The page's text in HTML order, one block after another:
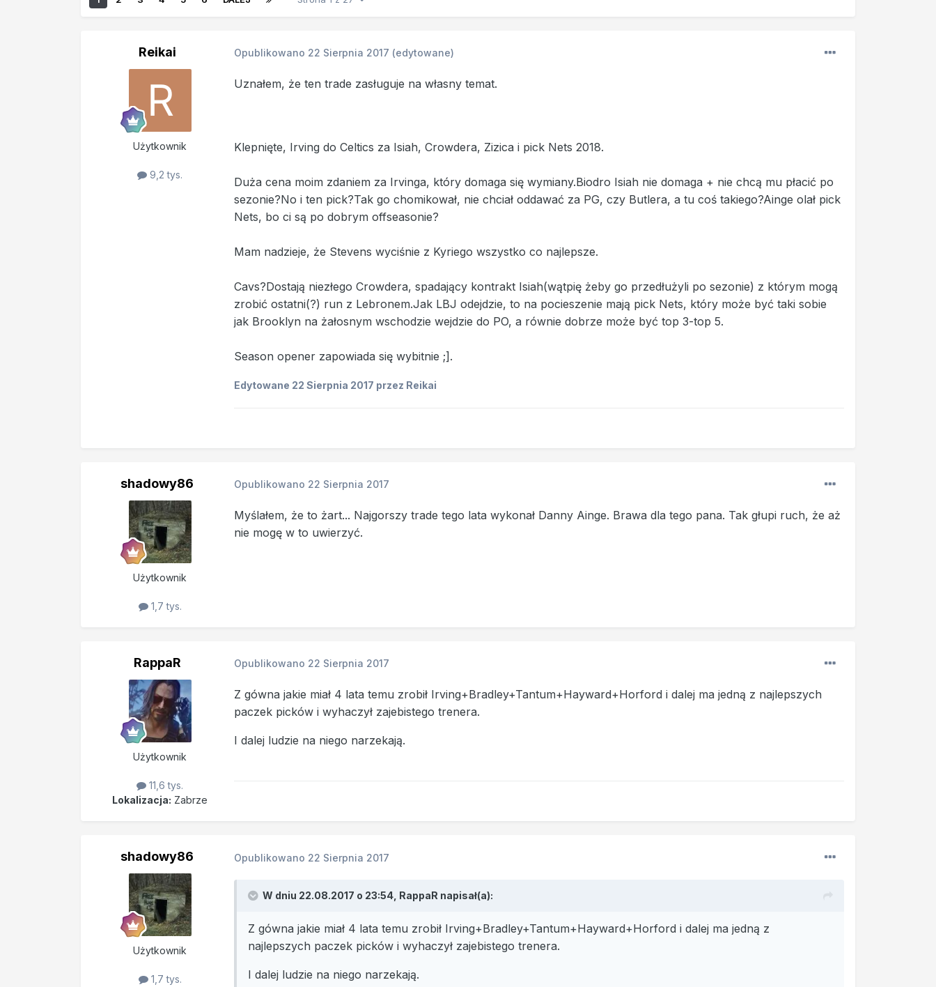
Reikai
Użytkownik
9,2 tys.
Opublikowano 22 Sierpnia 2017 (edytowane)
Uznałem, że ten trade zasługuje na własny temat.
Klepnięte, Irving do Celtics za Isiah, Crowdera, Zizica i pick Nets 2018.
Duża cena moim zdaniem za Irvinga, który domaga się wymiany.Biodro Isiah nie domaga + nie chcą mu płacić po
sezonie?No i ten pick?Tak go chomikował, nie chciał oddawać za PG, czy Butlera, a tu coś takiego?Ainge olał pick
Nets, bo ci są po dobrym offseasonie?
Mam nadzieje, że Stevens wyciśnie z Kyriego wszystko co najlepsze.
Cavs?Dostają niezłego Crowdera, spadający kontrakt Isiah(wątpię żeby go przedłużyli po sezonie) z którym mogą
zrobić ostatni(?) run z Lebronem.Jak LBJ odejdzie, to na pocieszenie mają pick Nets, który może być taki sobie
jak Brooklyn na żałosnym wschodzie wejdzie do PO, a równie dobrze może być top 3-top 5.
Season opener zapowiada się wybitnie ;].
Edytowane 22 Sierpnia 2017 przez Reikai
shadowy86
Użytkownik
1,7 tys.
Opublikowano 22 Sierpnia 2017
Myślałem, że to żart... Najgorszy trade tego lata wykonał Danny Ainge. Brawa dla tego pana. Tak głupi ruch, że aż
nie mogę w to uwierzyć.
RappaR
Użytkownik
11,6 tys.
Lokalizacja: Zabrze
Opublikowano 22 Sierpnia 2017
Z gówna jakie miał 4 lata temu zrobił Irving+Bradley+Tantum+Hayward+Horford i dalej ma jedną z najlepszych
paczek picków i wyhaczył zajebistego trenera.
I dalej ludzie na niego narzekają.
shadowy86
Użytkownik
1,7 tys.
Opublikowano 22 Sierpnia 2017
W dniu 22.08.2017 o 23:54, RappaR napisał(a):
Z gówna jakie miał 4 lata temu zrobił Irving+Bradley+Tantum+Hayward+Horford i dalej ma jedną z
najlepszych paczek picków i wyhaczył zajebistego trenera.
I dalej ludzie na niego narzekają.